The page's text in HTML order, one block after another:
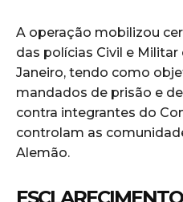
A operação mobilizou
das polícias Civil e
Janeiro, tendo como
mandados de prisão e
contra integrantes do
controlam as
Alemão.